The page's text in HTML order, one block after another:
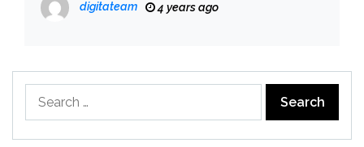
digitateam 4 years ago
for: